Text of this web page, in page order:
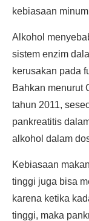
kebiasaan
Alkohol
sistem enzim
kerusakan pada
Bahkan menurut
tahun 2011,
pankreatitis
alkohol dalam
Kebiasaan
tinggi juga bisa
karena ketika
tinggi, maka